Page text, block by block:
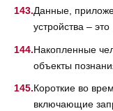
Данные,
устройства – это
Накопленные
объекты
Короткие во
включающие